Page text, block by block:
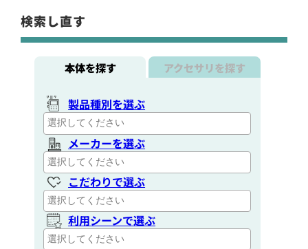
検索し直す
本体を探す アクセサリを探す
製品種別を選ぶ
メーカーを選ぶ
こだわりで選ぶ
利用シーンで選ぶ